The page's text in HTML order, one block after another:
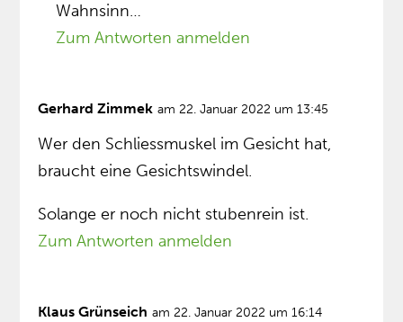
Wahnsinn…
Zum Antworten anmelden
Gerhard Zimmek am 22. Januar 2022 um 13:45
Wer den Schliessmuskel im Gesicht hat,
braucht eine Gesichtswindel.
Solange er noch nicht stubenrein ist.
Zum Antworten anmelden
Klaus Grünseich am 22. Januar 2022 um 16:14